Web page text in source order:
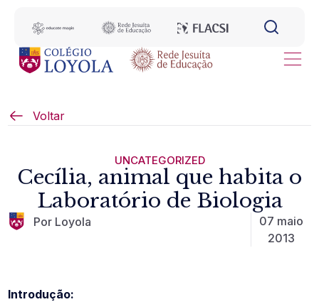
Voltar
UNCATEGORIZED
Cecília, animal que habita o
Laboratório de Biologia
Por Loyola
07 maio
2013
Introdução: